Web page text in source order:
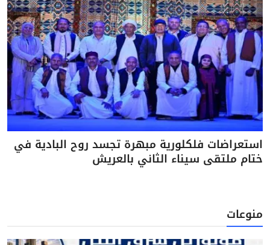
استعراضات فلكلورية مبهرة تجسد روح البادية في
ختام ملتقى سيناء الثاني بالعريش
منوعات